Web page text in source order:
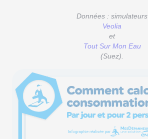
Données : simulateurs
Veolia
et
Tout Sur Mon Eau
(Suez).